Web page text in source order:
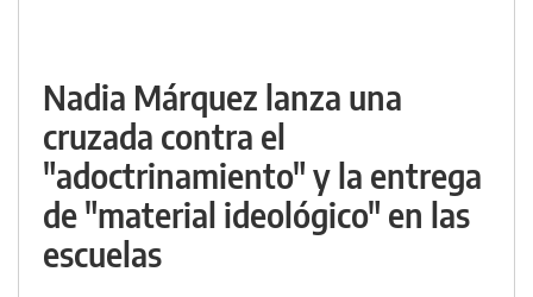
Nadia Márquez lanza una
cruzada contra el
"adoctrinamiento" y la entrega
de "material ideológico" en las
escuelas